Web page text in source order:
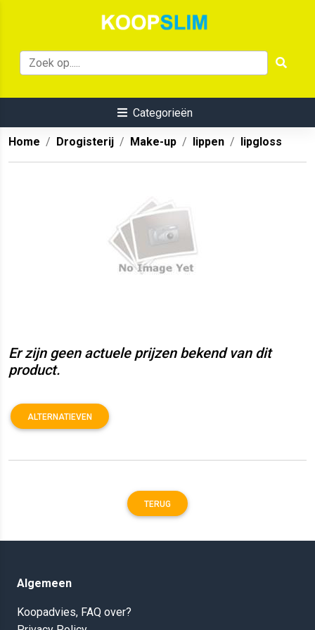
Categorieën
Home Drogisterij Make-up lippen lipgloss
Er zijn geen actuele prijzen bekend van dit
product.
ALTERNATIEVEN
TERUG
Algemeen
Koopadvies, FAQ over?